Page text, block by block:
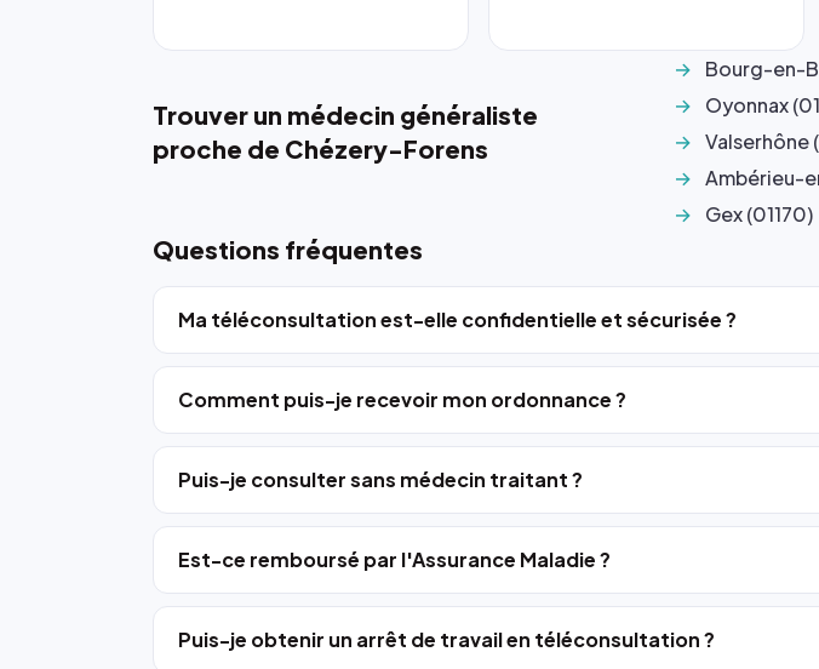
Trouver un médecin généraliste
proche de Chézery-Forens
Bourg-en-
Oyonnax
Valserhône
Ambérieu-
Gex (01170)
Questions fréquentes
Ma téléconsultation est-elle confidentielle et sécurisée ?
Comment puis-je recevoir mon ordonnance ?
Puis-je consulter sans médecin traitant ?
Est-ce remboursé par l'Assurance Maladie ?
Puis-je obtenir un arrêt de travail en téléconsultation ?